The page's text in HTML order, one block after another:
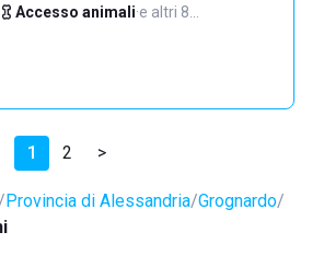
Accesso animali·e altri 8…
1 2 >
Provincia di Alessandria Grognardo